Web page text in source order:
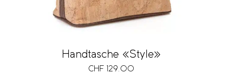
Handtasche «Style»
CHF 129.00